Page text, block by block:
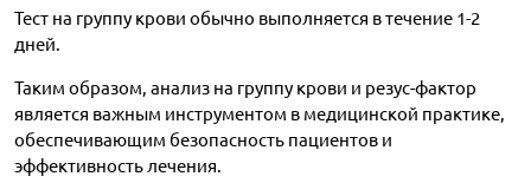
Тест на группу крови обычно выполняется в течение 1-2
дней.
Таким образом, анализ на группу крови и резус-фактор
является важным инструментом в медицинской практике,
обеспечивающим безопасность пациентов и
эффективность лечения.